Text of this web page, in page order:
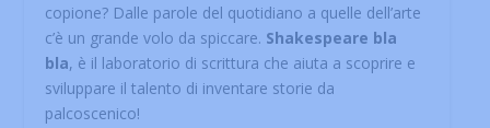
copione? Dalle parole del quotidiano a quelle dell’arte
c’è un grande volo da spiccare. Shakespeare bla
bla, è il laboratorio di scrittura che aiuta a scoprire e
sviluppare il talento di inventare storie da
palcoscenico!